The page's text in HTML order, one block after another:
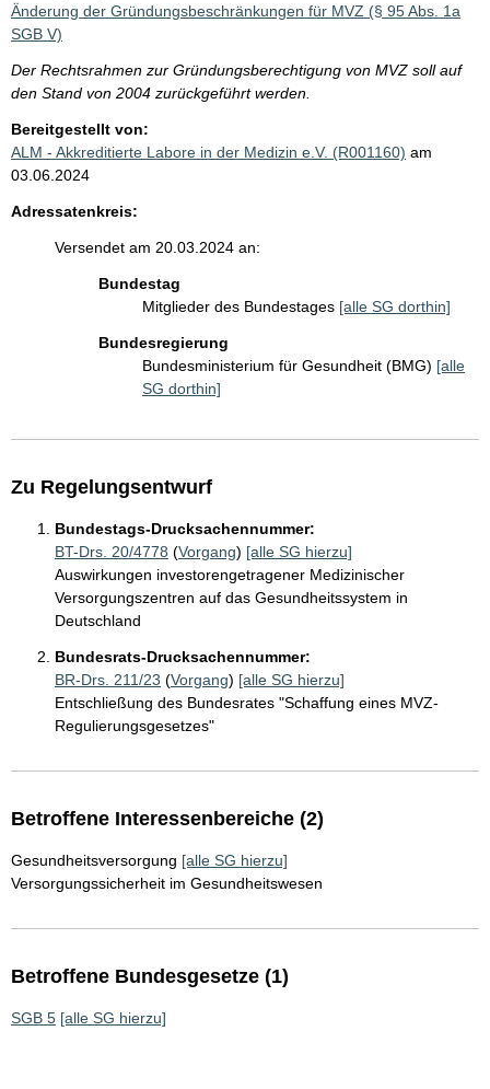
Änderung der Gründungsbeschränkungen für MVZ (§ 95 Abs. 1a
SGB V)
Der Rechtsrahmen zur Gründungsberechtigung von MVZ soll auf
den Stand von 2004 zurückgeführt werden.
Bereitgestellt von:
ALM - Akkreditierte Labore in der Medizin e.V. (R001160) am
03.06.2024
Adressatenkreis:
Versendet am 20.03.2024 an:
Bundestag
Mitglieder des Bundestages [alle SG dorthin]
Bundesregierung
Bundesministerium für Gesundheit (BMG) [alle
SG dorthin]
Zu Regelungsentwurf
Bundestags-Drucksachennummer:
BT-Drs. 20/4778 (Vorgang) [alle SG hierzu]
Auswirkungen investorengetragener Medizinischer
Versorgungszentren auf das Gesundheitssystem in
Deutschland
Bundesrats-Drucksachennummer:
BR-Drs. 211/23 (Vorgang) [alle SG hierzu]
Entschließung des Bundesrates "Schaffung eines MVZ-
Regulierungsgesetzes"
Betroffene Interessenbereiche (2)
Gesundheitsversorgung [alle SG hierzu]
Versorgungssicherheit im Gesundheitswesen
Betroffene Bundesgesetze (1)
SGB 5 [alle SG hierzu]